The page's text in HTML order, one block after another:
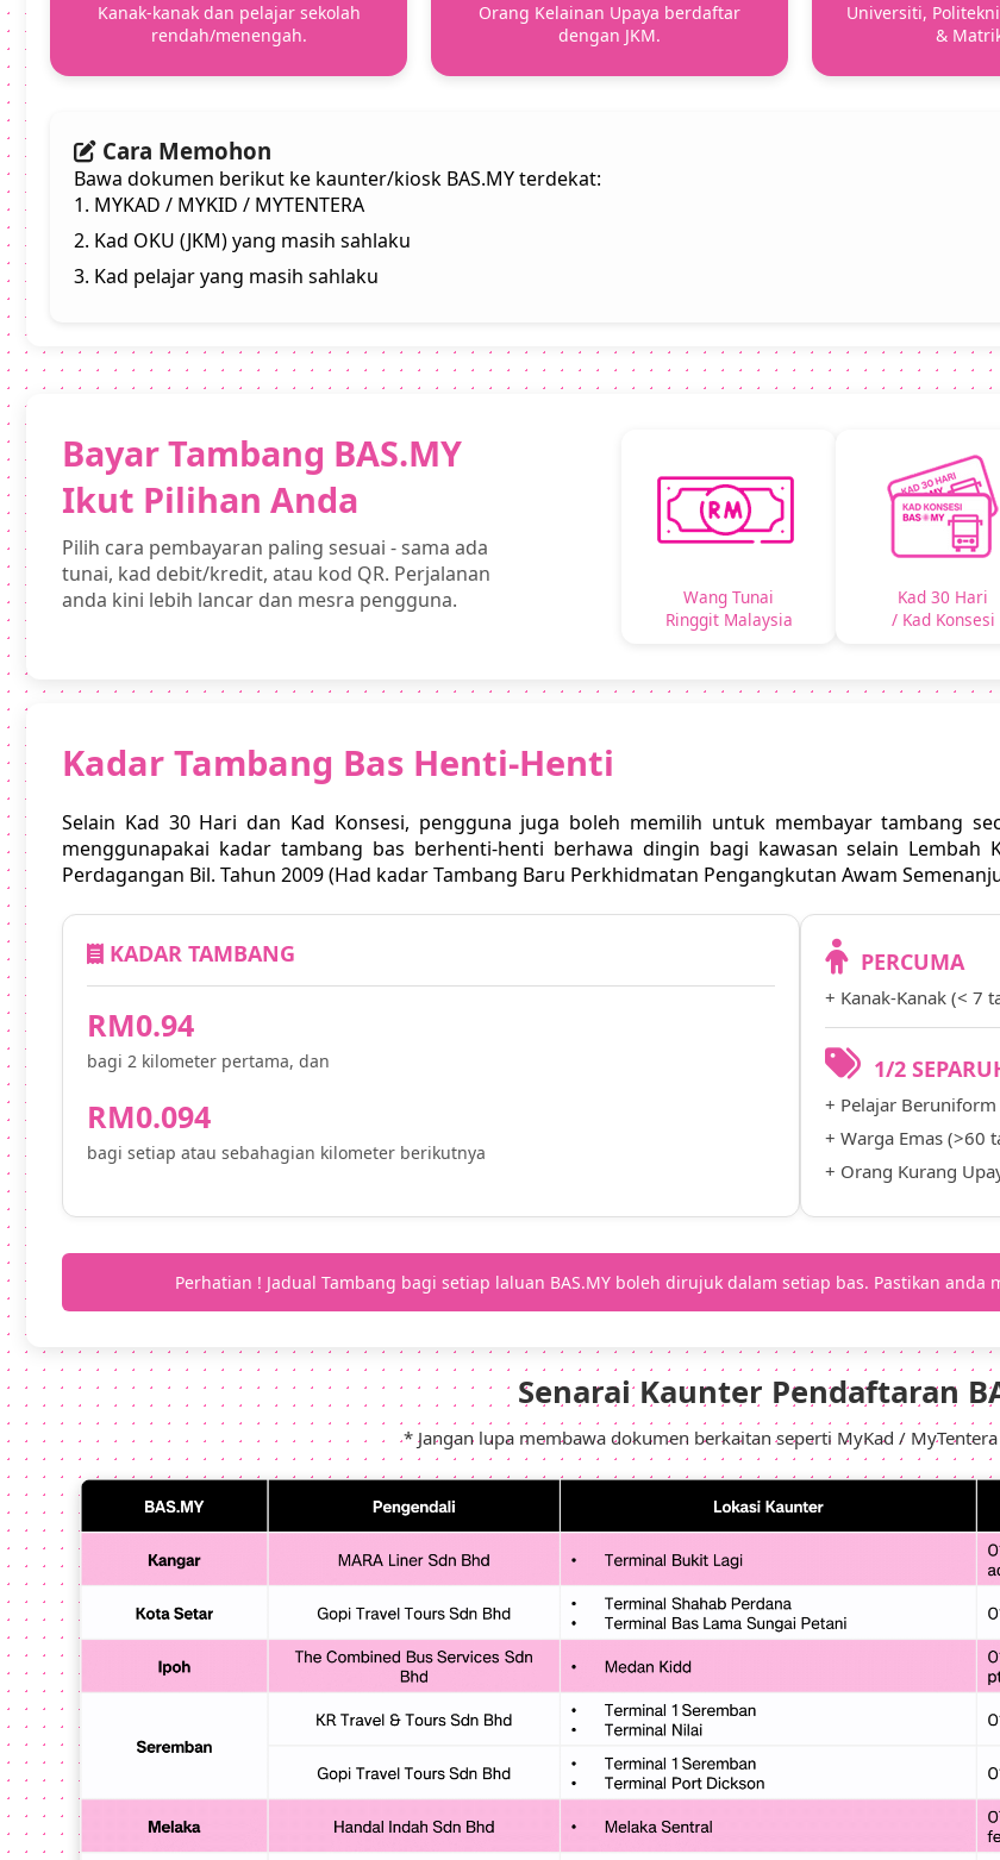
Kanak-kanak dan pelajar sekolah
rendah/menengah.
Orang Kelainan Upaya berdaftar
dengan JKM.
Universiti,
&
Cara Memohon
Bawa dokumen berikut ke kaunter/kiosk BAS.MY terdekat:
1. MYKAD / MYKID / MYTENTERA
2. Kad OKU (JKM) yang masih sahlaku
3. Kad pelajar yang masih sahlaku
Bayar Tambang BAS.MY
Ikut Pilihan Anda
Pilih cara pembayaran paling sesuai - sama ada
tunai, kad debit/kredit, atau kod QR. Perjalanan
anda kini lebih lancar dan mesra pengguna.
Wang Tunai
Ringgit Malaysia
Kad 30 Hari
/ Kad Konsesi
Kadar Tambang Bas Henti-Henti
Selain Kad 30 Hari dan Kad Konsesi, pengguna juga boleh memilih untuk membayar tambang
menggunapakai kadar tambang bas berhenti-henti berhawa dingin bagi kawasan selain Lembah
Perdagangan Bil. Tahun 2009 (Had kadar Tambang Baru Perkhidmatan Pengangkutan Awam
KADAR TAMBANG
RM0.94
bagi 2 kilometer pertama, dan
RM0.094
bagi setiap atau sebahagian kilometer berikutnya
PERCUMA
+ Kanak-Kanak (< 7
1/2
+ Pelajar Beruniform
+ Warga Emas (>60
+ Orang Kurang
Perhatian ! Jadual Tambang bagi setiap laluan BAS.MY boleh dirujuk dalam setiap bas. Pastikan
Senarai Kaunter Pendaftaran
* Jangan lupa membawa dokumen berkaitan seperti MyKad /